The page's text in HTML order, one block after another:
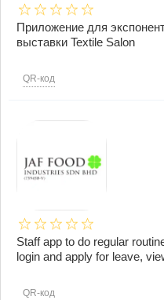
Приложение для
выставки Textile Salon
QR-код
Staff app to do regular
login and apply for leave,
QR-код